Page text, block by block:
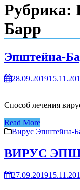
Рубрика:
Барр
Эпштейна-
28.09.2019
Способ лечения
Read More
Вирус Эпштейна-
ВИРУС
27.09.2019